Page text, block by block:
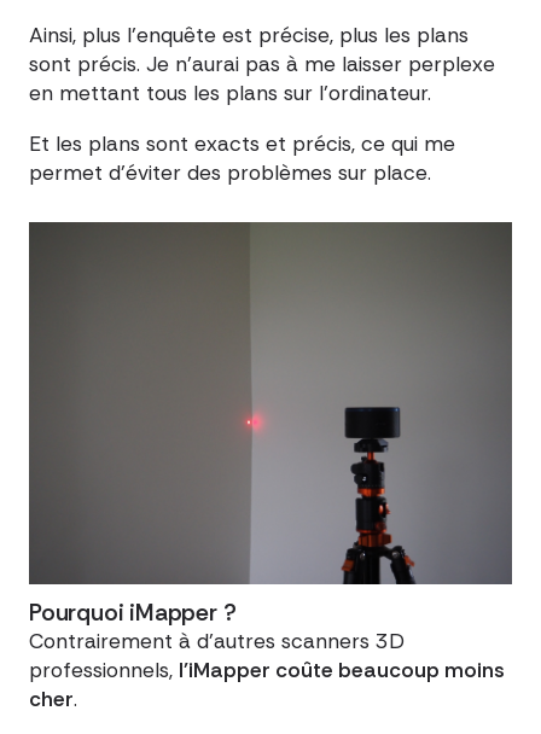
Ainsi, plus l'enquête est précise, plus les plans
sont précis. Je n'aurai pas à me laisser perplexe
en mettant tous les plans sur l'ordinateur.
Et les plans sont exacts et précis, ce qui me
permet d'éviter des problèmes sur place.
Pourquoi iMapper ?
Contrairement à d'autres scanners 3D
professionnels, l'iMapper coûte beaucoup moins
cher.